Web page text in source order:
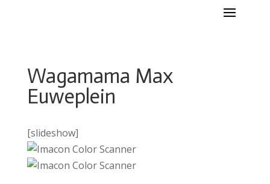
Wagamama Max
Euweplein
[slideshow]